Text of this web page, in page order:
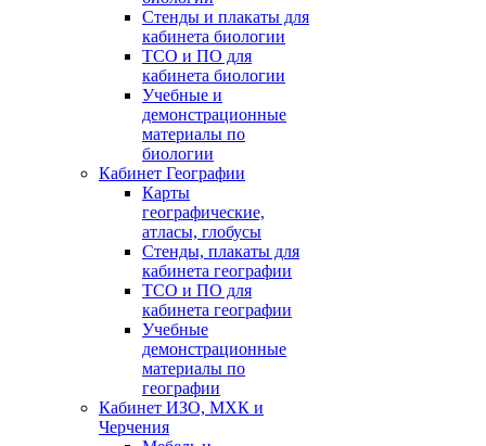
Стенды и плакаты для
кабинета биологии
ТСО и ПО для
кабинета биологии
Учебные и
демонстрационные
материалы по
биологии
Кабинет Географии
Карты
географические,
атласы, глобусы
Стенды, плакаты для
кабинета географии
ТСО и ПО для
кабинета географии
Учебные
демонстрационные
материалы по
географии
Кабинет ИЗО, МХК и
Черчения